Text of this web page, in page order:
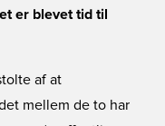
er blevet tid til
af at
mellem de to har